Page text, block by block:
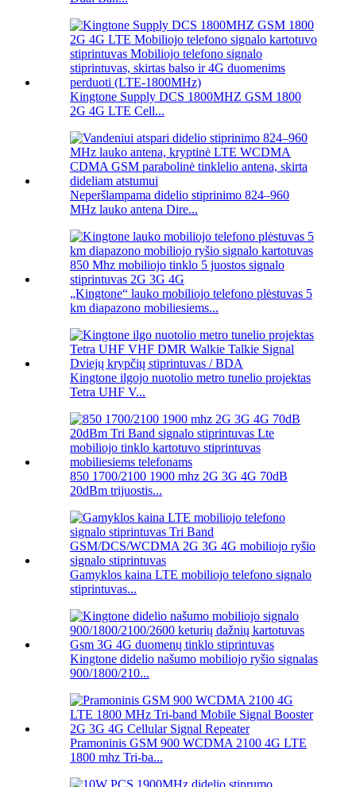
Kingtone Supply DCS 1800MHZ GSM 1800
2G 4G LTE Cell...
Neperšlampama didelio stiprinimo 824–960
MHz lauko antena Dire...
„Kingtone“ lauko mobiliojo telefono plėstuvas 5
km diapazono mobiliesiems...
Kingtone ilgojo nuotolio metro tunelio projektas
Tetra UHF V...
850 1700/2100 1900 mhz 2G 3G 4G 70dB
20dBm trijuostis...
Gamyklos kaina LTE mobiliojo telefono signalo
stiprintuvas...
Kingtone didelio našumo mobiliojo ryšio signalas
900/1800/210...
Pramoninis GSM 900 WCDMA 2100 4G LTE
1800 mhz Tri-ba...